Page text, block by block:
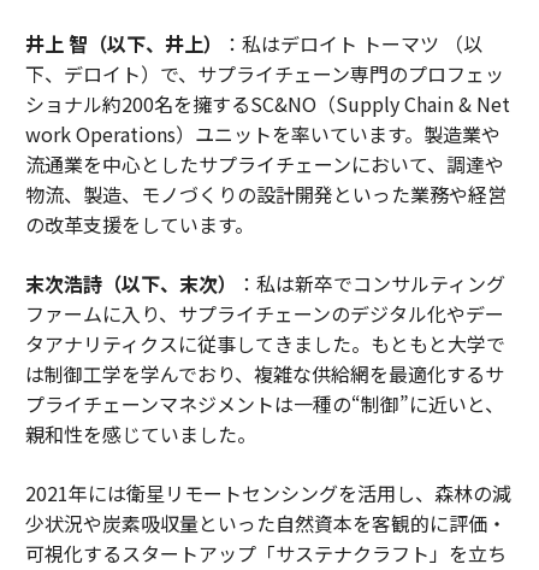
井上 智（以下、井上）
：私はデロイト トーマツ （以
下、デロイト）で、サプライチェーン専門のプロフェッ
ショナル約200名を擁するSC&NO（Supply Chain & Net
work Operations）ユニットを率いています。製造業や
流通業を中心としたサプライチェーンにおいて、調達や
物流、製造、モノづくりの設計開発といった業務や経営
の改革支援をしています。
末次浩詩（以下、末次）
：私は新卒でコンサルティング
ファームに入り、サプライチェーンのデジタル化やデー
タアナリティクスに従事してきました。もともと大学で
は制御工学を学んでおり、複雑な供給網を最適化するサ
プライチェーンマネジメントは一種の“制御”に近いと、
親和性を感じていました。
2021年には衛星リモートセンシングを活用し、森林の減
少状況や炭素吸収量といった自然資本を客観的に評価・
可視化するスタートアップ「サステナクラフト」を立ち